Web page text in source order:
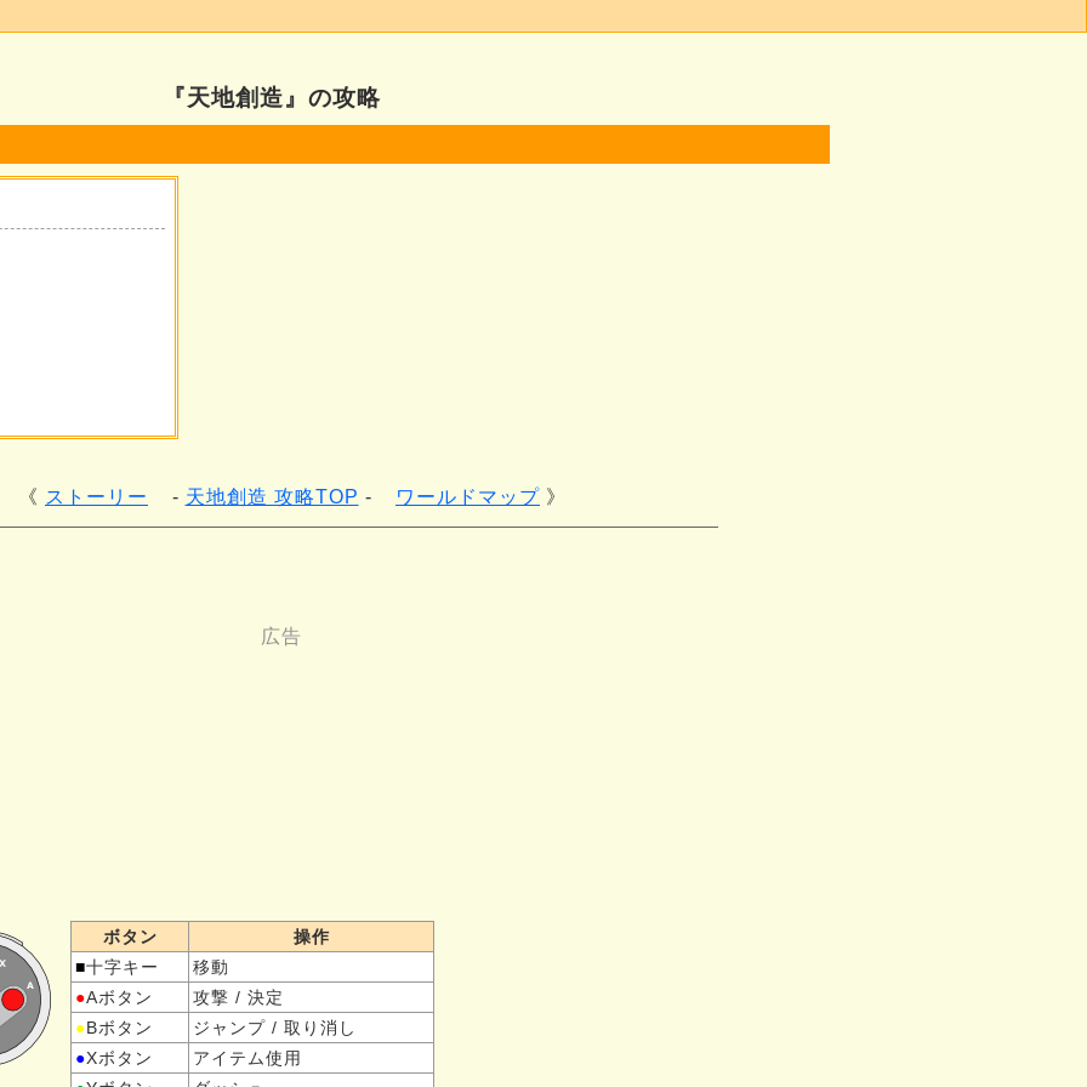
『天地創造』の攻略
ストーリー 天地創造 攻略TOP ワールドマップ
ボタン
操作
■十字キー
移動
●Aボタン
攻撃 / 決定
●Bボタン
ジャンプ / 取り消し
●Xボタン
アイテム使用